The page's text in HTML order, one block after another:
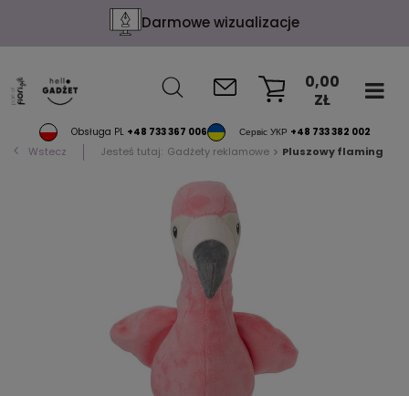
Darmowe wizualizacje
Obsługa PL +48 733 367 006 Сервіс УКР +48 733 382 002
0,00
ZŁ
Wstecz Jesteś tutaj: Gadżety reklamowe Pluszowy flaming